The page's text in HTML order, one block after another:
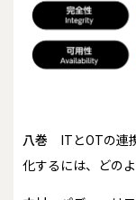
八巻
ITとOTの連
化するには、どの